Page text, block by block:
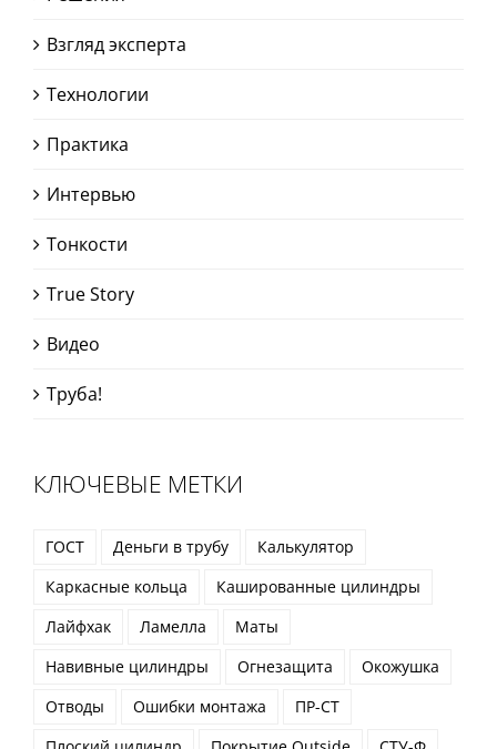
Взгляд эксперта
Технологии
Практика
Интервью
Тонкости
True Story
Видео
Труба!
КЛЮЧЕВЫЕ МЕТКИ
ГОСТ Деньги в трубу
Калькулятор
Каркасные кольца
Кашированные цилиндры
Лайфхак
Ламелла
Маты
Навивные цилиндры
Огнезащита
Окожушка
Отводы
Ошибки монтажа
ПР-СТ